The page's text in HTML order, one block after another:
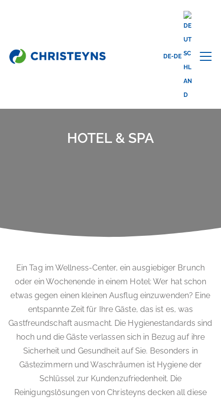
DE-DE
HOTEL & SPA
Ein Tag im Wellness-Center, ein ausgiebiger Brunch
oder ein Wochenende in einem Hotel: Wer hat schon
etwas gegen einen kleinen Ausflug einzuwenden? Eine
entspannte Zeit für Ihre Gäste, das ist es, was
Gastfreundschaft ausmacht. Die Hygienestandards sind
hoch und die Gäste verlassen sich in Bezug auf ihre
Sicherheit und Gesundheit auf Sie. Besonders in
Gästezimmern und Waschräumen ist Hygiene der
Schlüssel zur Kundenzufriedenheit. Die
Reinigungslösungen von Christeyns decken all diese